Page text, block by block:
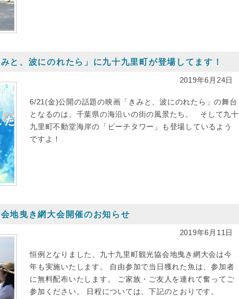
と、波にのれたら」に九十九里町が登場してます！
2019年6月24日
6/21(金)公開の話題の映画「きみと、波にのれたら」の舞台
となるのは、千葉県の海沿いの街の風景たち。 そして九十
九里町不動堂海岸の「ビーチタワー」も登場しているよう
ですよ！
地曳き網大会開催のお知らせ
2019年6月11日
恒例となりました、九十九里町観光協会地曳き網大会は今
年も実施いたします。 自由参加で当日獲れた魚は、参加者
に無料配布いたします。 ご家族・ご友人を連れて奮ってご
参加ください。 日程については、下記のとおりです。